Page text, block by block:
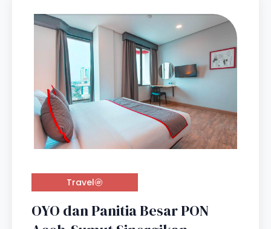
Travel
OYO dan Panitia Besar PON